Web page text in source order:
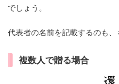
でしょう。
代表者の名前を記載するのも、
複数人で贈る場合